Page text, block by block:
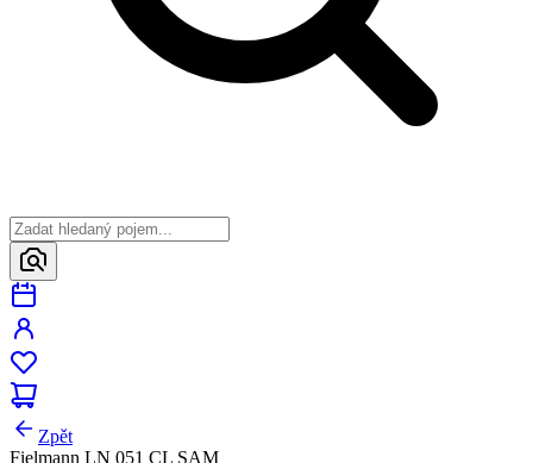
Zpět
Fielmann LN 051 CL SAM